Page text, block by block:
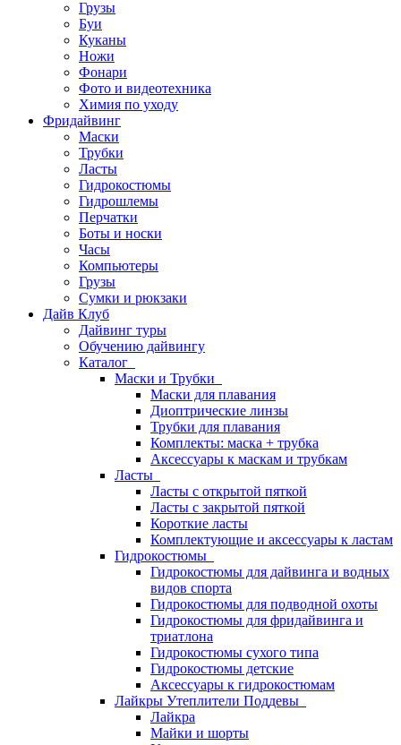
Грузы
Буи
Куканы
Ножи
Фонари
Фото и видеотехника
Химия по уходу
Фридайвинг
Маски
Трубки
Ласты
Гидрокостюмы
Гидрошлемы
Перчатки
Боты и носки
Часы
Компьютеры
Грузы
Сумки и рюкзаки
Дайв Клуб
Дайвинг туры
Обучению дайвингу
Каталог
Маски и Трубки
Маски для плавания
Диоптрические линзы
Трубки для плавания
Комплекты: маска + трубка
Аксессуары к маскам и трубкам
Ласты
Ласты с открытой пяткой
Ласты с закрытой пяткой
Короткие ласты
Комплектующие и аксессуары к ластам
Гидрокостюмы
Гидрокостюмы для дайвинга и водных
видов спорта
Гидрокостюмы для подводной охоты
Гидрокостюмы для фридайвинга и
триатлона
Гидрокостюмы сухого типа
Гидрокостюмы детские
Аксессуары к гидрокостюмам
Лайкры Утеплители Поддевы
Лайкра
Майки и шорты